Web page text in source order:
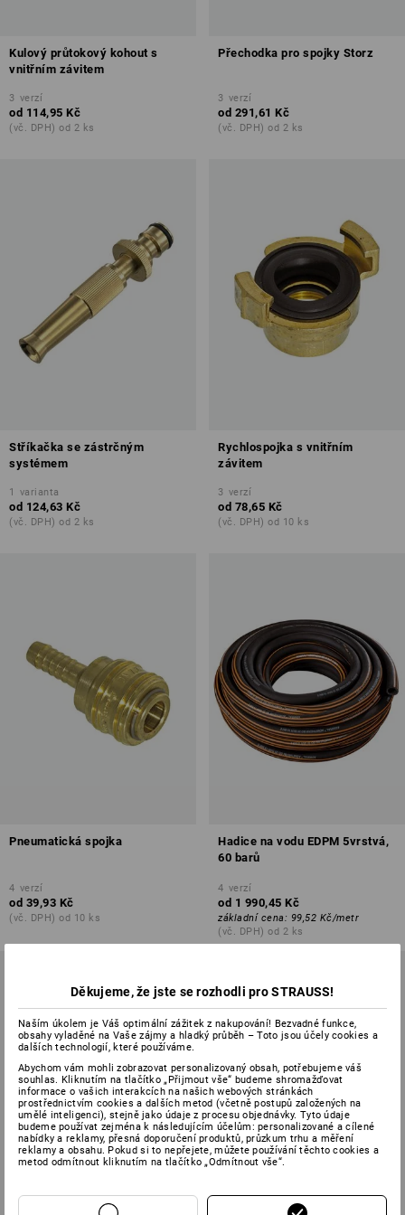
Kulový průtokový kohout s
vnitřním závitem
3 verzí
od 114,95 Kč
(vč. DPH) od 2 ks
Přechodka pro spojky Storz
3 verzí
od 291,61 Kč
(vč. DPH) od 2 ks
Stříkačka se zástrčným
systémem
1 varianta
od 124,63 Kč
(vč. DPH) od 2 ks
Rychlospojka s vnitřním
závitem
3 verzí
od 78,65 Kč
(vč. DPH) od 10 ks
Pneumatická spojka
4 verzí
od 39,93 Kč
(vč. DPH) od 10 ks
Hadice na vodu EDPM 5vrstvá,
60 barů
4 verzí
od 1 990,45 Kč
základní cena: 99,52 Kč/metr
(vč. DPH) od 2 ks
Děkujeme, že jste se rozhodli pro STRAUSS!
Naším úkolem je Váš optimální zážitek z nakupování! Bezvadné funkce,
obsahy vyladěné na Vaše zájmy a hladký průběh – Toto jsou účely cookies a
dalších technologií, které používáme.
Abychom vám mohli zobrazovat personalizovaný obsah, potřebujeme váš
souhlas. Kliknutím na tlačítko „Přijmout vše“ budeme shromažďovat
informace o vašich interakcích na našich webových stránkách
prostřednictvím cookies a dalších metod (včetně postupů založených na
umělé inteligenci), stejně jako údaje z procesu objednávky. Tyto údaje
budeme používat zejména k následujícím účelům: personalizované a cílené
nabídky a reklamy, přesná doporučení produktů, průzkum trhu a měření
reklamy a obsahu. Pokud si to nepřejete, můžete používání těchto cookies a
metod odmítnout kliknutím na tlačítko „Odmítnout vše“.